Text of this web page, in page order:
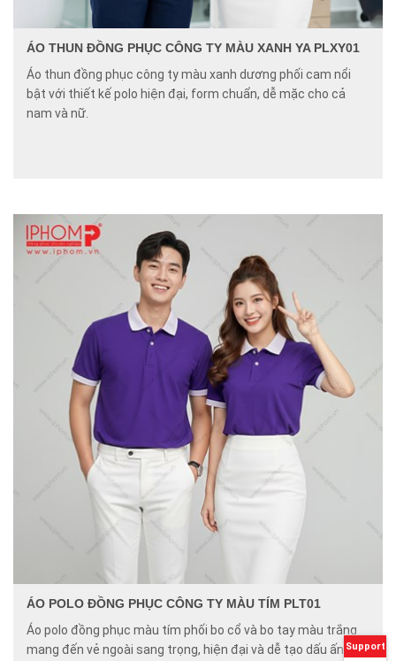
ÁO THUN ĐỒNG PHỤC CÔNG TY MÀU XANH YA PLXY01
Áo thun đồng phục công ty màu xanh dương phối cam nổi
bật với thiết kế polo hiện đại, form chuẩn, dễ mặc cho cả
nam và nữ.
ÁO POLO ĐỒNG PHỤC CÔNG TY MÀU TÍM PLT01
Áo polo đồng phục màu tím phối bo cổ và bo tay màu trắng
mang đến vẻ ngoài sang trọng, hiện đại và dễ tạo dấu ấn Support